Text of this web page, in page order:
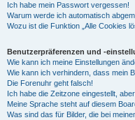
Ich habe mein Passwort vergessen!
Warum werde ich automatisch
Wozu ist die Funktion „Alle Cookies
Benutzerpräferenzen und -
Wie kann ich meine Einstellungen
Wie kann ich verhindern, dass mein
Die Forenuhr geht falsch!
Ich habe die Zeitzone eingestellt,
Meine Sprache steht auf diesem
Was sind das für Bilder, die bei